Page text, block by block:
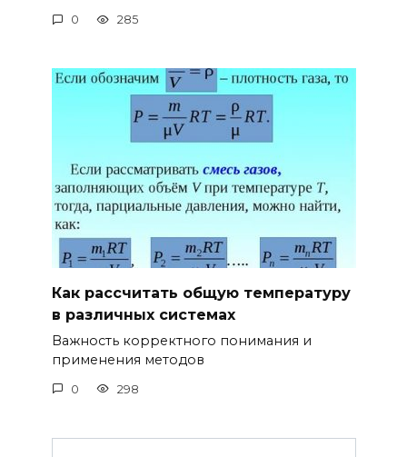
0 285
Как рассчитать общую температуру
в различных системах
Важность корректного понимания и
применения методов
0 298